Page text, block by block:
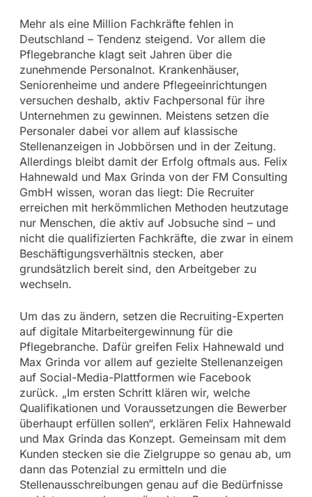
Mehr als eine Million Fachkräfte fehlen in
Deutschland – Tendenz steigend. Vor allem die
Pflegebranche klagt seit Jahren über die
zunehmende Personalnot. Krankenhäuser,
Seniorenheime und andere Pflegeeinrichtungen
versuchen deshalb, aktiv Fachpersonal für ihre
Unternehmen zu gewinnen. Meistens setzen die
Personaler dabei vor allem auf klassische
Stellenanzeigen in Jobbörsen und in der Zeitung.
Allerdings bleibt damit der Erfolg oftmals aus. Felix
Hahnewald und Max Grinda von der FM Consulting
GmbH wissen, woran das liegt: Die Recruiter
erreichen mit herkömmlichen Methoden heutzutage
nur Menschen, die aktiv auf Jobsuche sind – und
nicht die qualifizierten Fachkräfte, die zwar in einem
Beschäftigungsverhältnis stecken, aber
grundsätzlich bereit sind, den Arbeitgeber zu
wechseln.
Um das zu ändern, setzen die Recruiting-Experten
auf digitale Mitarbeitergewinnung für die
Pflegebranche. Dafür greifen Felix Hahnewald und
Max Grinda vor allem auf gezielte Stellenanzeigen
auf Social-Media-Plattformen wie Facebook
zurück. „Im ersten Schritt klären wir, welche
Qualifikationen und Voraussetzungen die Bewerber
überhaupt erfüllen sollen“, erklären Felix Hahnewald
und Max Grinda das Konzept. Gemeinsam mit dem
Kunden stecken sie die Zielgruppe so genau ab, um
dann das Potenzial zu ermitteln und die
Stellenausschreibungen genau auf die Bedürfnisse